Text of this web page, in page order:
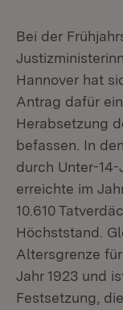
Bei der
Hannover hat
Antrag dafür
Herabsetzung
befassen. In
durch Unter-
erreichte im
10.610
Höchststand.
Altersgrenze
Jahr 1923 und
Festsetzung,